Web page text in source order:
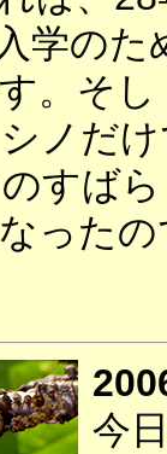
学のた
。そし
ノだ
すば
ったの
今